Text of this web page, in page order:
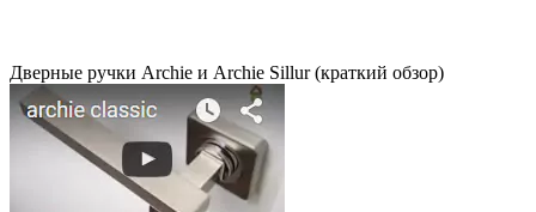
Дверные ручки Archie и Archie Sillur (краткий обзор)